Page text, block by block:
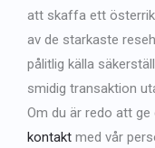
att skaffa ett
av de starkaste
pålitlig källa
smidig transaktion
Om du är redo att ge
kontakt med vår